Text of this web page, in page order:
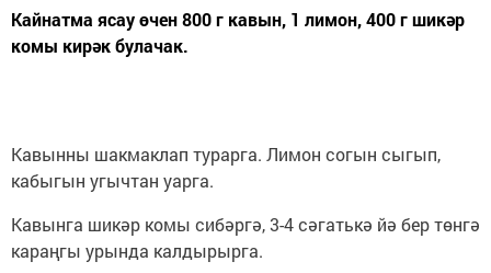
Кайнатма ясау өчен 800 г кавын, 1 лимон, 400 г шикәр
комы кирәк булачак.
Кавынны шакмаклап турарга. Лимон согын сыгып,
кабыгын угычтан уарга.
Кавынга шикәр комы сибәргә, 3-4 сәгатькә йә бер төнгә
караңгы урында калдырырга.